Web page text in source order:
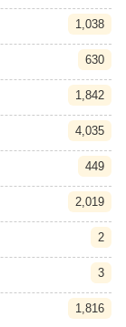
1,038
630
1,842
4,035
449
2,019
2
3
1,816